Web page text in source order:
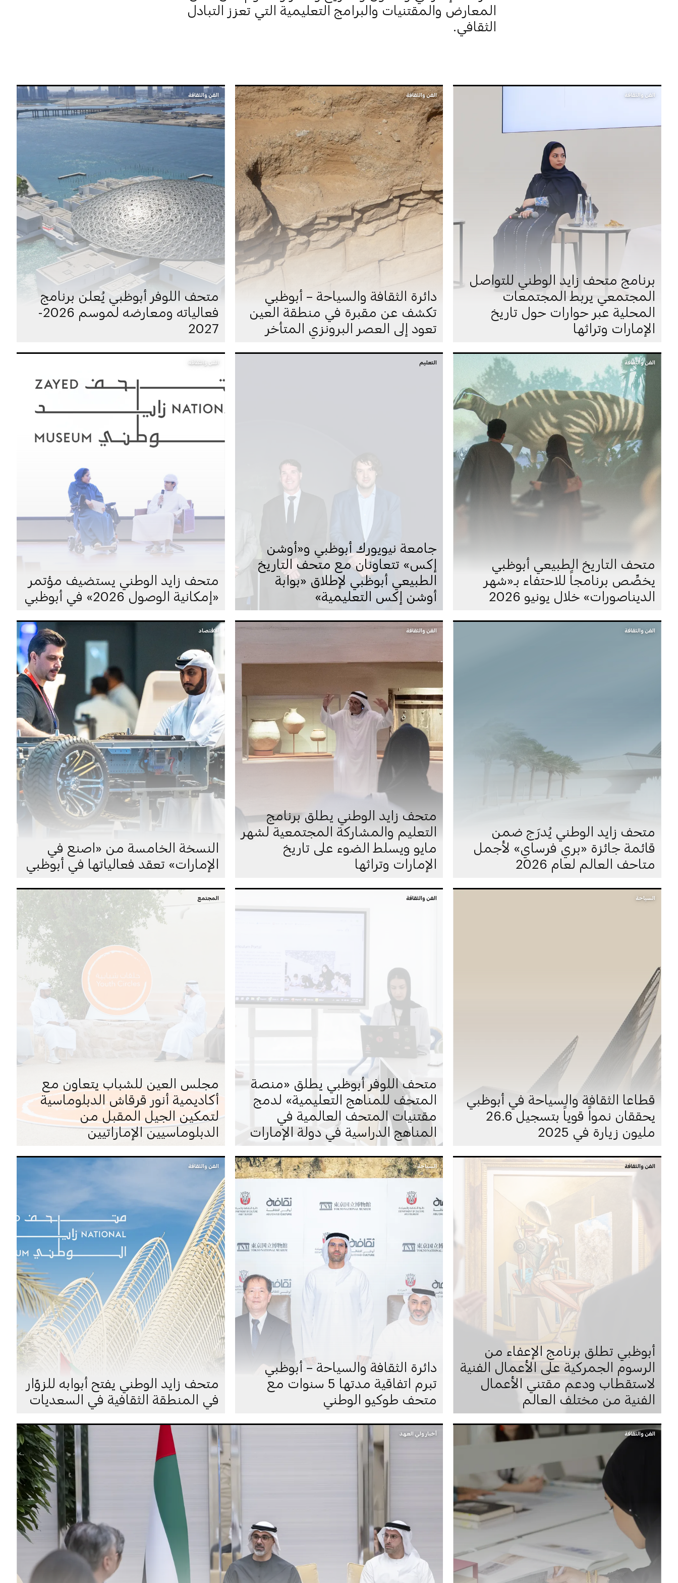
المعارض والمقتنيات والبرامج التعليمية التي تعزز التبادل
الثقافي.
الفن والثقافة
برنامج متحف زايد الوطني للتواصل
المجتمعي يربط المجتمعات
المحلية عبر حوارات حول تاريخ
الإمارات وتراثها
الفن والثقافة
دائرة الثقافة والسياحة – أبوظبي
تكشف عن مقبرة في منطقة العين
تعود إلى العصر البرونزي المتأخر
الفن والثقافة
متحف اللوفر أبوظبي يُعلن برنامج
فعالياته ومعارضه لموسم 2026-
2027
الفن والثقافة
متحف التاريخ الطبيعي أبوظبي
يخصِّص برنامجاً للاحتفاء بـ«شهر
الديناصورات» خلال يونيو 2026
التعليم
جامعة نيويورك أبوظبي و«أوشن
إكس» تتعاونان مع متحف التاريخ
الطبيعي أبوظبي لإطلاق «بوابة
أوشن إكس التعليمية»
الفن والثقافة
متحف زايد الوطني يستضيف مؤتمر
«إمكانية الوصول 2026» في أبوظبي
الفن والثقافة
متحف زايد الوطني يُدرَج ضمن
قائمة جائزة «بري فرساي» لأجمل
متاحف العالم لعام 2026
الفن والثقافة
متحف زايد الوطني يطلق برنامج
التعليم والمشاركة المجتمعية لشهر
مايو ويسلط الضوء على تاريخ
الإمارات وتراثها
الاقتصاد
النسخة الخامسة من «اصنع في
الإمارات» تعقد فعالياتها في أبوظبي
السياحة
قطاعا الثقافة والسياحة في أبوظبي
يحققان نمواً قوياً بتسجيل 26.6
مليون زيارة في 2025
الفن والثقافة
متحف اللوفر أبوظبي يطلق «منصة
المتحف للمناهج التعليمية» لدمج
مقتنيات المتحف العالمية في
المناهج الدراسية في دولة الإمارات
المجتمع
مجلس العين للشباب يتعاون مع
أكاديمية أنور قرقاش الدبلوماسية
لتمكين الجيل المقبل من
الدبلوماسيين الإماراتيين
الفن والثقافة
أبوظبي تطلق برنامج الإعفاء من
الرسوم الجمركية على الأعمال الفنية
لاستقطاب ودعم مقتني الأعمال
الفنية من مختلف العالم
السياحة
دائرة الثقافة والسياحة – أبوظبي
تبرم اتفاقية مدتها 5 سنوات مع
متحف طوكيو الوطني
الفن والثقافة
متحف زايد الوطني يفتح أبوابه للزوّار
في المنطقة الثقافية في السعديات
الفن والثقافة أخبار ولي العهد